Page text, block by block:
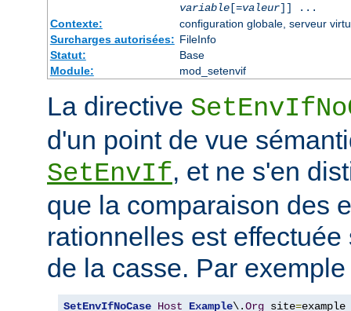
variable[=valeur]] ...
Contexte:
configuration globale, serveur
Surcharges autorisées: FileInfo
Statut:
Base
Module:
mod_setenvif
La directive
d'un point de vue
SetEnvIf, et ne s'en
que la comparaison des
rationnelles est
de la casse. Par exemple
SetEnvIfNoCase Host Example\.Org site=example